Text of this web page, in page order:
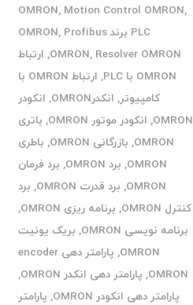
OMRON, Motion Control OMRON,
PLC برند OMRON
, Profibus
OMRON, Resolver OMRON
, ارتباط
OMRON با PLC
,
ارتباط OMRON با
کامپیوتر, انکدرOMRON , انکودر
OMRON
, انکودر موتور OMRON , باتری
OMRON
, بازرگانی OMRON , باطری
OMRON
, برد OMRON , برد فرمان
OMRON
, برد قدرت OMRON , برد
کنترل OMRON
, برنامه ریزی OMRON
,
برنامه نویسی OMRON
, بریک یونیت
OMRON
,
پارامتر دهی encoder
OMRON
, پارامتر دهی انکدر OMRON
,
پارامتر دهی انکودر OMRON
, پارامتر